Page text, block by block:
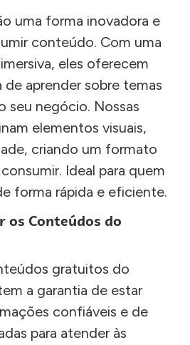
uma forma inovadora e
conteúdo. Com uma
eles oferecem
de aprender sobre temas
seu negócio. Nossas
elementos visuais,
criando um formato
Ideal para quem
forma rápida e eficiente.
os Conteúdos do
gratuitos do
a garantia de estar
confiáveis e de
para atender às